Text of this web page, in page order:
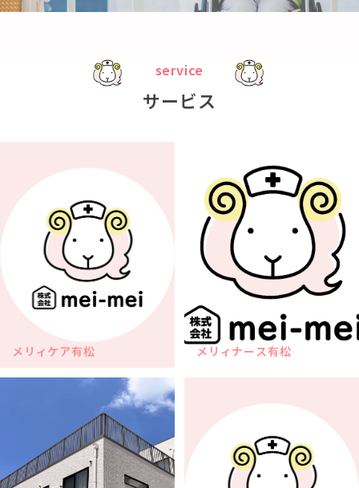
service
サービス
メリィケア有松 メリィナース有松